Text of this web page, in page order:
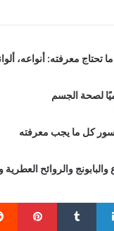
تحتاج معرفته: أنواعه،
لصحة الجسم
كل ما يجب معرفته
والبابونج والروائح